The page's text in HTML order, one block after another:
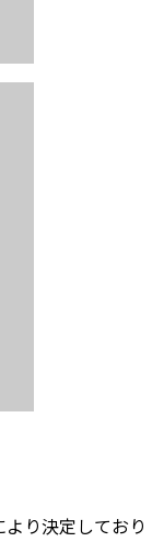
り決定しており